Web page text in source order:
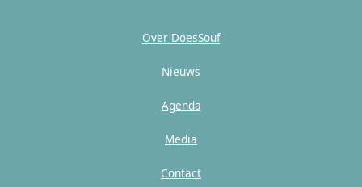
Over DoesSouf
Nieuws
Agenda
Media
Contact